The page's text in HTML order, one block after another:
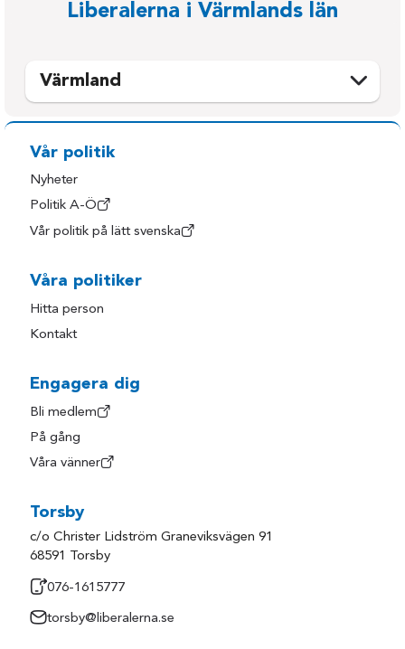
Liberalerna i Värmlands län
Värmland
Eda
Filipstad
Forshaga
Grums
Hammarö
Karlstad
Vår politik
Nyheter
Politik A-Ö
Vår politik på lätt svenska
Våra politiker
Hitta person
Kontakt
Engagera dig
Bli medlem
På gång
Våra vänner
Torsby
c/o Christer Lidström Graneviksvägen 91
68591 Torsby
076-1615777
torsby@liberalerna.se